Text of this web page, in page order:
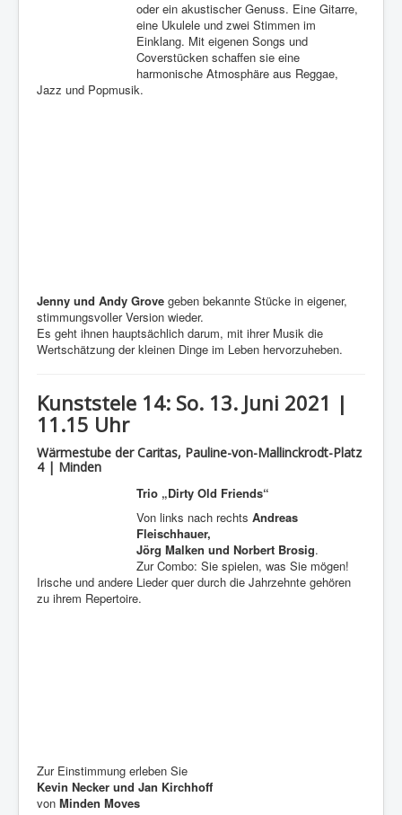
oder ein akustischer Genuss. Eine Gitarre,
eine Ukulele und zwei Stimmen im
Einklang. Mit eigenen Songs und
Coverstücken schaffen sie eine
harmonische Atmosphäre aus Reggae,
Jazz und Popmusik.
Jenny und Andy Grove geben bekannte Stücke in eigener,
stimmungsvoller Version wieder.
Es geht ihnen hauptsächlich darum, mit ihrer Musik die
Wertschätzung der kleinen Dinge im Leben hervorzuheben.
Kunststele 14: So. 13. Juni 2021 |
11.15 Uhr
Wärmestube der Caritas, Pauline-von-Mallinckrodt-Platz
4 | Minden
Trio „Dirty Old Friends“
Von links nach rechts Andreas
Fleischhauer,
Jörg Malken und Norbert Brosig.
Zur Combo: Sie spielen, was Sie mögen!
Irische und andere Lieder quer durch die Jahrzehnte gehören
zu ihrem Repertoire.
Zur Einstimmung erleben Sie
Kevin Necker und Jan Kirchhoff
von Minden Moves